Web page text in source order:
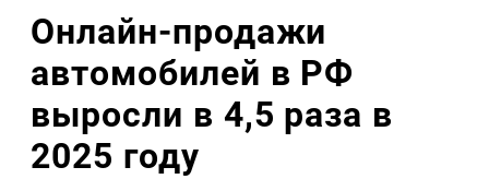
Онлайн-продажи
автомобилей в РФ
выросли в 4,5 раза в
2025 году